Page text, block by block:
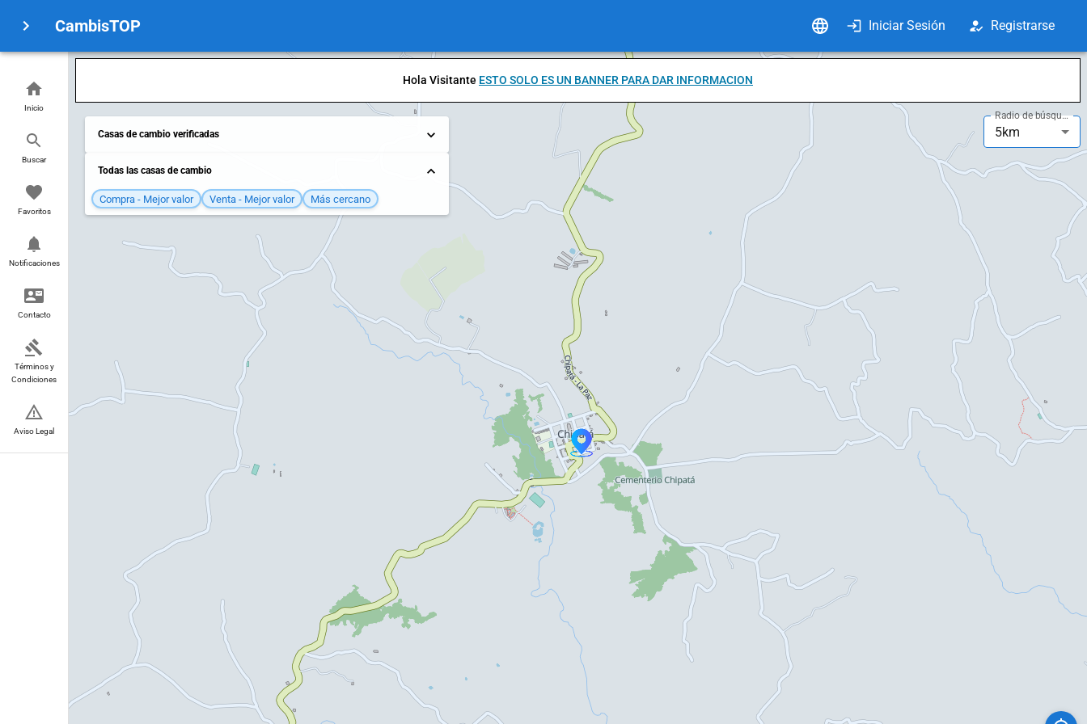
CambisTOP Iniciar Sesión Registrarse
Inicio
Buscar
Favoritos
Notificaciones
Contacto
Términos y
Condiciones
Aviso Legal
Hola Visitante ESTO SOLO ES UN BANNER PARA DAR INFORMACION
Radio de búsqueda
5km
Casas de cambio verificadas
Todas las casas de cambio
Compra - Mejor valor Venta - Mejor valor Más cercano